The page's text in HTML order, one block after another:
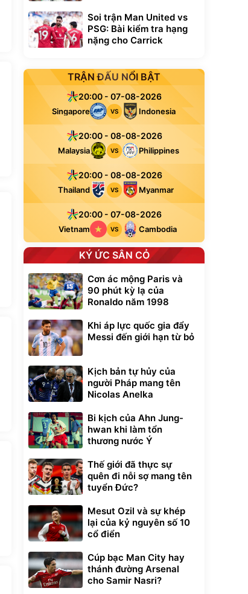
Soi trận Man United vs
PSG: Bài kiểm tra hạng
nặng cho Carrick
TRẬN ĐẤU NỔI BẬT
20:00 - 07-08-2026
Singapore VS Indonesia
20:00 - 08-08-2026
Malaysia VS Philippines
20:00 - 08-08-2026
Thailand VS Myanmar
20:00 - 07-08-2026
Vietnam VS Cambodia
KÝ ỨC SÂN CỎ
Cơn ác mộng Paris và
90 phút kỳ lạ của
Ronaldo năm 1998
Khi áp lực quốc gia đẩy
Messi đến giới hạn từ bỏ
Kịch bản tự hủy của
người Pháp mang tên
Nicolas Anelka
Bi kịch của Ahn Jung-
hwan khi làm tổn
thương nước Ý
Thế giới đã thực sự
quên đi nỗi sợ mang tên
tuyển Đức?
Mesut Ozil và sự khép
lại của kỷ nguyên số 10
cổ điển
Cúp bạc Man City hay
thánh đường Arsenal
cho Samir Nasri?